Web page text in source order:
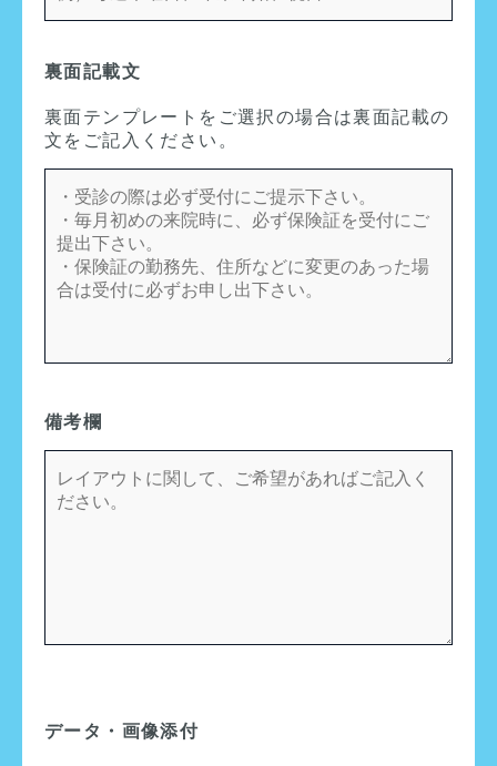
裏面記載文
裏面テンプレートをご選択の場合は裏面記載の
文をご記入ください。
備考欄
データ・画像添付